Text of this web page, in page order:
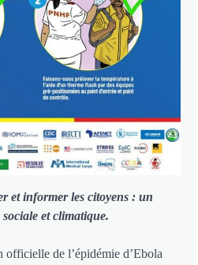
et informer les citoyens : un
et climatique.
officielle de l’épidémie d’Ebola